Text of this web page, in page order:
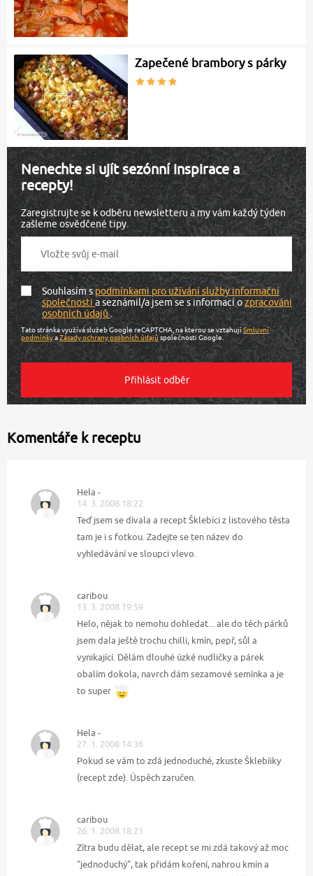
Zapečené brambory s párky
Nenechte si ujít sezónní inspirace a
recepty!
Zaregistrujte se k odběru newsletteru a my vám každý týden
zašleme osvědčené tipy.
Souhlasím spodmínkami pro užívání služby informační
společnostia seznámil/a jsem se s informací ozpracování
osobních údajů.
Tato stránka využívá služeb Google reCAPTCHA, na kterou se vztahujíSmluvní
podmínkyaZásady ochrany osobních údajů společnosti Google.
Komentáře k receptu
Hela -
14. 3. 2008 18:22
Teď jsem se dívala a recept Šklebíci z listového těsta
tam je i s fotkou. Zadejte se ten název do
vyhledávání ve sloupci vlevo.
caribou
13. 3. 2008 19:59
Helo, nějak to nemohu dohledat... ale do těch párků
jsem dala ještě trochu chilli, kmín, pepř, sůl a
vynikající. Dělám dlouhé úzké nudličky a párek
obalím dokola, navrch dám sezamové semínka a je
to super
Hela -
27. 1. 2008 14:36
Pokud se vám to zdá jednoduché, zkuste Šklebíiky
(recept zde). Úspěch zaručen.
caribou
26. 1. 2008 18:21
Zítra budu dělat, ale recept se mi zdá takový až moc
"jednoduchý", tak přidám koření, nahrou kmín a